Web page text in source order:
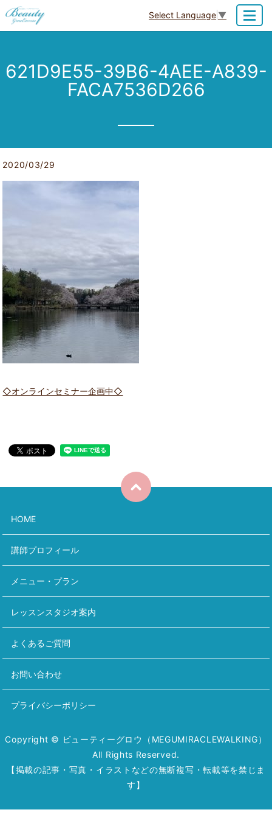
Select Language ▼
621D9E55-39B6-4AEE-A839-
FACA7536D266
2020/03/29
◇オンラインセミナー企画中◇
HOME
講師プロフィール
メニュー・プラン
レッスンスタジオ案内
よくあるご質問
お問い合わせ
プライバシーポリシー
Copyright © ビューティーグロウ（MEGUMIRACLEWALKING）
All Rights Reserved.
【掲載の記事・写真・イラストなどの無断複写・転載等を禁じま
す】